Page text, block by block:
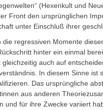
(Hexenkult und
Front den ursprünglichen
unter Einschluß ihrer
die regressiven Momente
hinter ein einmal
gleichzeitig auch auf
In diesem Sinne ist
Das ursprüngliche
aus anderen
und für ihre Zwecke variiert